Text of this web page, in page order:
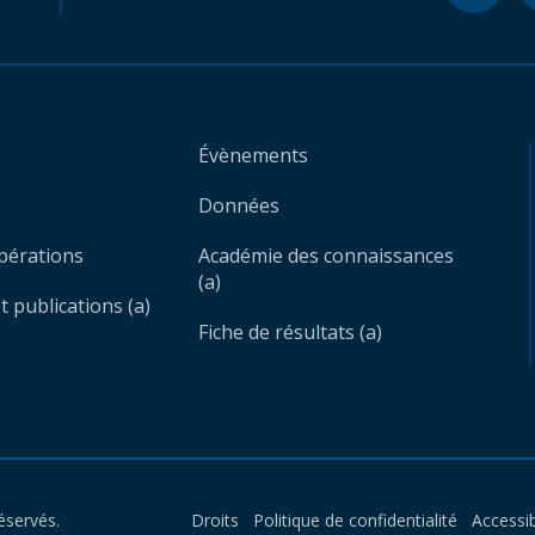
publications (a)
Évènements
Données
Académie des connaissances
(a)
Fiche de résultats (a)
Droits Politique de confidentialité